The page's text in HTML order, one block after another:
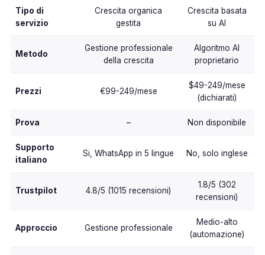
Tipo di
servizio
Crescita organica
gestita
Crescita basata
su AI
Metodo
Gestione professionale
della crescita
Algoritmo AI
proprietario
Prezzi €99-249/mese
$49-249/mese
(dichiarati)
Prova – Non disponibile
Supporto
italiano
Si, WhatsApp in 5 lingue No, solo inglese
Trustpilot 4.8/5 (1015 recensioni)
1.8/5 (302
recensioni)
Approccio Gestione professionale
Medio-alto
(automazione)